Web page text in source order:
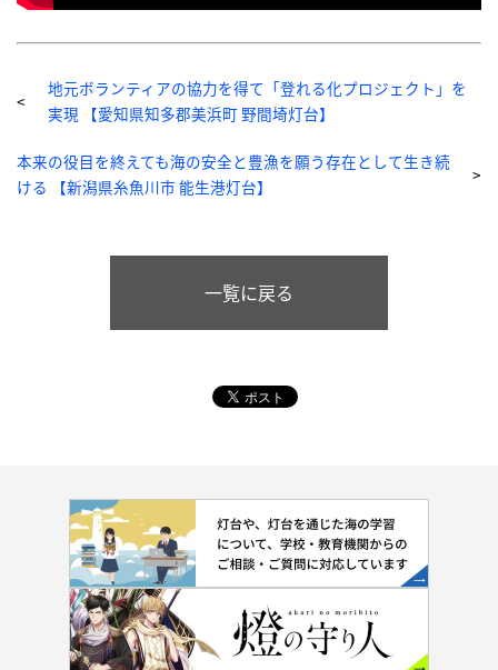
地元ボランティアの協力を得て「登れる化プロジェクト」を
実現 【愛知県知多郡美浜町 野間埼灯台】
本来の役目を終えても海の安全と豊漁を願う存在として生き続
ける 【新潟県糸魚川市 能生港灯台】
一覧に戻る